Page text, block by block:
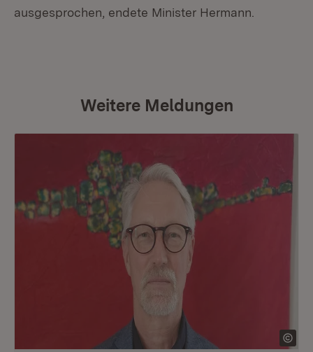
ausgesprochen, endete Minister Hermann.
Weitere Meldungen